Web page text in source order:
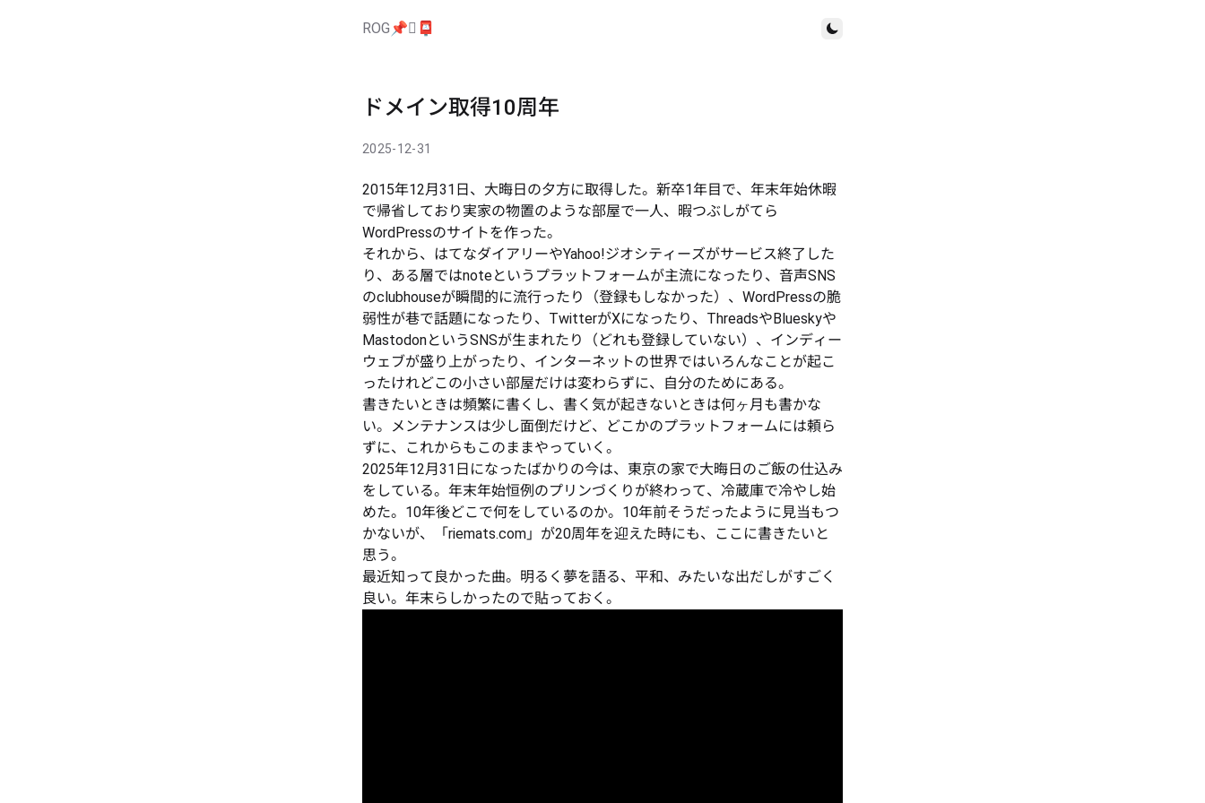
ROG 📌🫆 📮
Toggle theme
ドメイン取得10周年
2025-12-31
2015年12月31日、大晦日の夕方に取得した。新卒1年目で、年末年始休暇
で帰省しており実家の物置のような部屋で一人、暇つぶしがてら
WordPressのサイトを作った。
それから、はてなダイアリーやYahoo!ジオシティーズがサービス終了した
り、ある層ではnoteというプラットフォームが主流になったり、音声SNS
のclubhouseが瞬間的に流行ったり（登録もしなかった）、WordPressの脆
弱性が巷で話題になったり、TwitterがXになったり、ThreadsやBlueskyや
MastodonというSNSが生まれたり（どれも登録していない）、インディー
ウェブが盛り上がったり、インターネットの世界ではいろんなことが起こ
ったけれどこの小さい部屋だけは変わらずに、自分のためにある。
書きたいときは頻繁に書くし、書く気が起きないときは何ヶ月も書かな
い。メンテナンスは少し面倒だけど、どこかのプラットフォームには頼ら
ずに、これからもこのままやっていく。
2025年12月31日になったばかりの今は、東京の家で大晦日のご飯の仕込み
をしている。年末年始恒例のプリンづくりが終わって、冷蔵庫で冷やし始
めた。10年後どこで何をしているのか。10年前そうだったように見当もつ
かないが、「riemats.com」が20周年を迎えた時にも、ここに書きたいと
思う。
最近知って良かった曲。明るく夢を語る、平和、みたいな出だしがすごく
良い。年末らしかったので貼っておく。